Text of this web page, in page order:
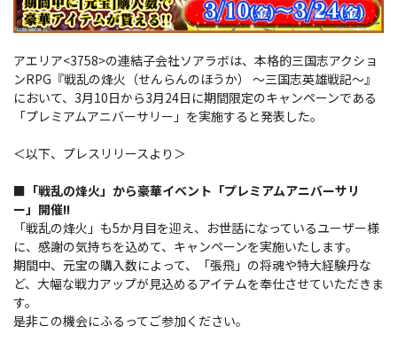
アエリア<3758>の連結子会社ソアラボは、本格的三国志アクショ
ンRPG『戦乱の烽火（せんらんのほうか） ～三国志英雄戦記～』
において、3月10日から3月24日に期間限定のキャンペーンである
「プレミアムアニバーサリー」を実施すると発表した。
＜以下、プレスリリースより＞
■「戦乱の烽火」から豪華イベント「プレミアムアニバーサリ
ー」開催!!
「戦乱の烽火」も5か月目を迎え、お世話になっているユーザー様
に、感謝の気持ちを込めて、キャンペーンを実施いたします。
期間中、元宝の購入数によって、「張飛」の将魂や特大経験丹な
ど、大幅な戦力アップが見込めるアイテムを奉仕させていただきま
す。
是非この機会にふるってご参加ください。